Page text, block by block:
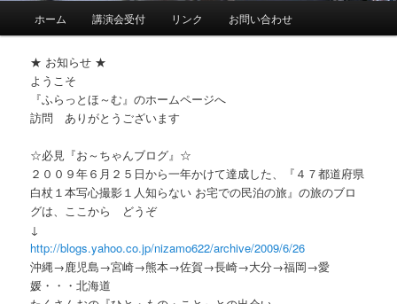
ホーム 講演会受付 リンク お問い合わせ
★ お知らせ ★
ようこそ
『ふらっとほ～む』のホームページへ
訪問 ありがとうございます
☆必見『お～ちゃんブログ』☆
２００９年６月２５日から一年かけて達成した、『４７都道府県
白杖１本写心撮影１人知らない お宅での民泊の旅』の旅のブロ
グは、ここから どうぞ
↓
http://blogs.yahoo.co.jp/nizamo622/archive/2009/6/26
沖縄→鹿児島→宮崎→熊本→佐賀→長崎→大分→福岡→愛
媛・・・北海道